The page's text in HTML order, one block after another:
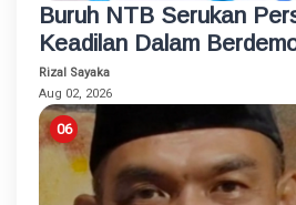
Buruh NTB Serukan
Keadilan Dalam
Rizal Sayaka
Aug 02, 2026